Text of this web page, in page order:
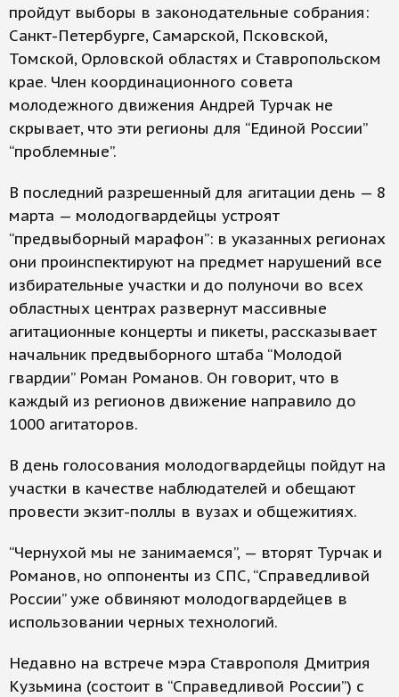
пройдут выборы в законодательные собрания:
Санкт-Петербурге, Самарской, Псковской,
Томской, Орловской областях и Ставропольском
крае. Член координационного совета
молодежного движения Андрей Турчак не
скрывает, что эти регионы для “Единой России”
“проблемные”.
В последний разрешенный для агитации день — 8
марта — молодогвардейцы устроят
“предвыборный марафон”: в указанных регионах
они проинспектируют на предмет нарушений все
избирательные участки и до полуночи во всех
областных центрах развернут массивные
агитационные концерты и пикеты, рассказывает
начальник предвыборного штаба “Молодой
гвардии” Роман Романов. Он говорит, что в
каждый из регионов движение направило до
1000 агитаторов.
В день голосования молодогвардейцы пойдут на
участки в качестве наблюдателей и обещают
провести экзит-поллы в вузах и общежитиях.
“Чернухой мы не занимаемся”, — вторят Турчак и
Романов, но оппоненты из СПС, “Справедливой
России” уже обвиняют молодогвардейцев в
использовании черных технологий.
Недавно на встрече мэра Ставрополя Дмитрия
Кузьмина (состоит в “Справедливой России”) с